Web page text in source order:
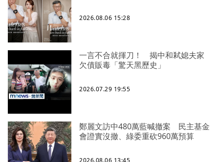
2026.08.06 15:28
一言不合就揮刀！ 揭中和弒媳夫家
欠債販毒「驚天黑歷史」
2026.07.29 19:55
鄭麗文訪中480萬藍喊撤案 民主基金
會證實沒撤、綠委重砍960萬預算
2026.08.06 13:45